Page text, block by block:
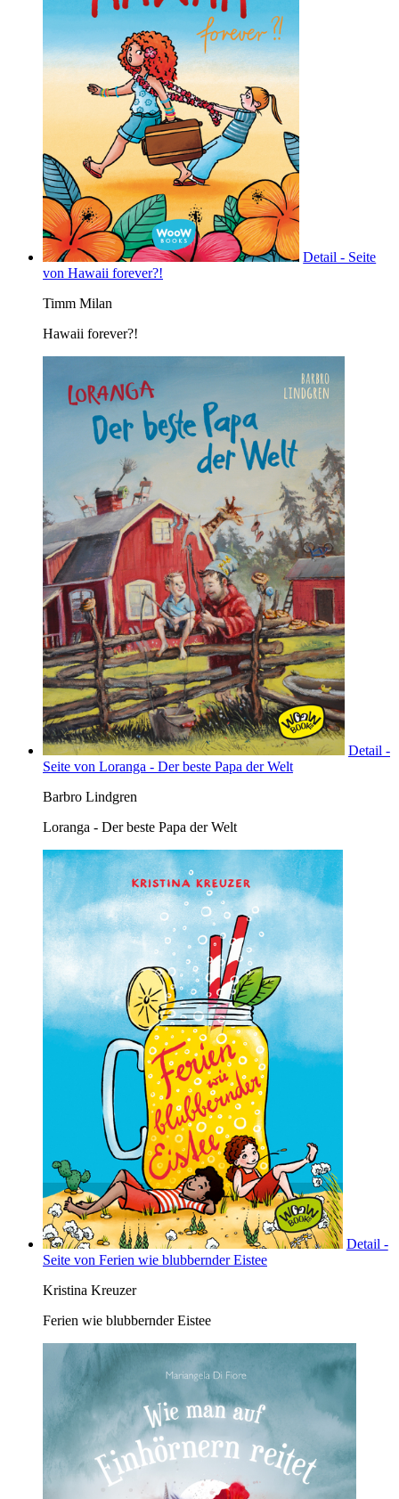
Detail - Seite
von Hawaii forever?!
Timm Milan
Hawaii forever?!
Detail -
Seite von Loranga - Der beste Papa der Welt
Barbro Lindgren
Loranga - Der beste Papa der Welt
Detail -
Seite von Ferien wie blubbernder Eistee
Kristina Kreuzer
Ferien wie blubbernder Eistee